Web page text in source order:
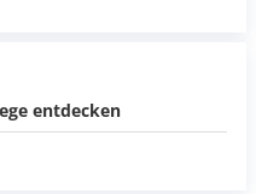
entdecken